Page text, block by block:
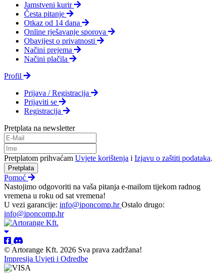
Jamstveni kurir
Česta pitanje
Otkaz od 14 dana
Online rješavanje sporova
Obavijest o privatnosti
Načini prejema
Načini plačila
Profil
Prijava / Registracija
Prijaviti se
Registracija
Pretplata na newsletter
Pretplatom prihvaćam Uvjete korištenja i Izjavu o zaštiti podataka.
Pretplata
Pomoć
Nastojimo odgovoriti na vaša pitanja e-mailom tijekom radnog
vremena u roku od sat vremena!
U vezi garancije: info@iponcomp.hrOstalo drugo:
info@iponcomp.hr
© Artorange Kft. 2026 Sva prava zadržana!
Impresija Uvjeti i Odredbe